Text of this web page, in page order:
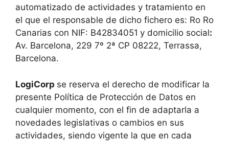
automatizado de actividades y tratamiento en
el que el responsable de dicho fichero es: Ro Ro
Canarias con NIF: B42834051 y domicilio social:
Av. Barcelona, 229 7º 2ª CP 08222, Terrassa,
Barcelona.
LogiCorp se reserva el derecho de modificar la
presente Política de Protección de Datos en
cualquier momento, con el fin de adaptarla a
novedades legislativas o cambios en sus
actividades, siendo vigente la que en cada